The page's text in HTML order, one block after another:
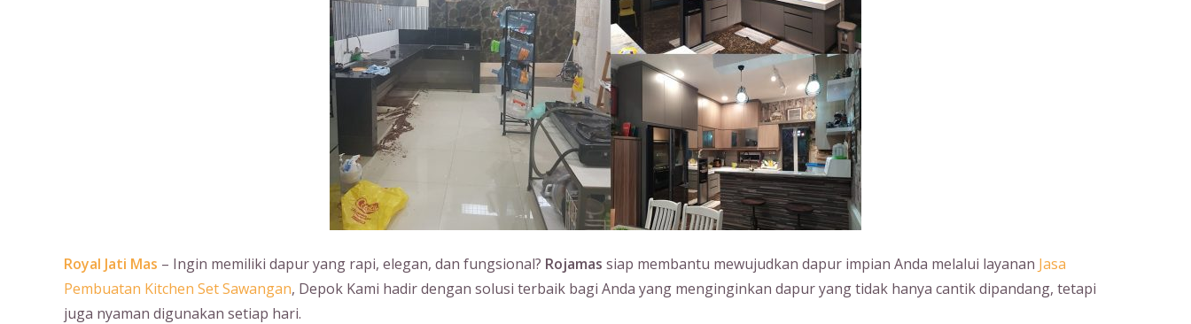
Royal Jati Mas – Ingin memiliki dapur yang rapi, elegan, dan fungsional? Rojamas siap membantu mewujudkan dapur impian Anda melalui layanan Jasa
Pembuatan Kitchen Set Sawangan, Depok Kami hadir dengan solusi terbaik bagi Anda yang menginginkan dapur yang tidak hanya cantik dipandang, tetapi
juga nyaman digunakan setiap hari.